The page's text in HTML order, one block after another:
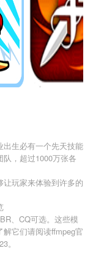
生必有一个先天技能
，超过1000万张各
玩家来体验到许多的
、CQ可选。这些模
它们请阅读ffmpeg官
。